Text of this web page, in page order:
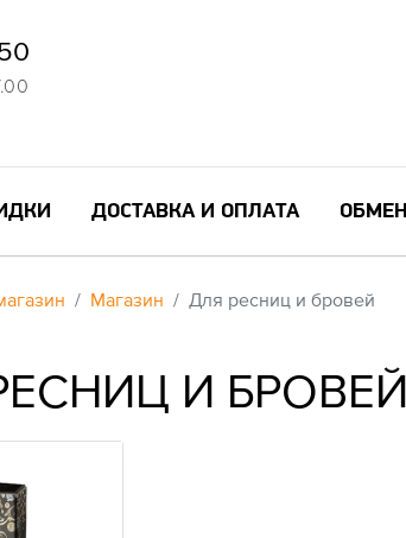
ДОСТАВКА И ОПЛАТА
Магазин Для ресниц и бровей
И БРОВЕЙ